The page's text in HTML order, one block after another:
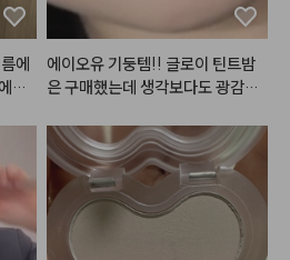
다 쓰면 재구매의사 매우 있습니
다❣️❣️
에
요.
은
없
에이오유 기둥템!! 글로이 틴트밤
은 구매했는데 생각보다도 광감이
보단 마지막 마무리로 바르다보니
색감에 큰 차이를 두지않고 유리알
광택으로 사용합니다😁🫰🫰